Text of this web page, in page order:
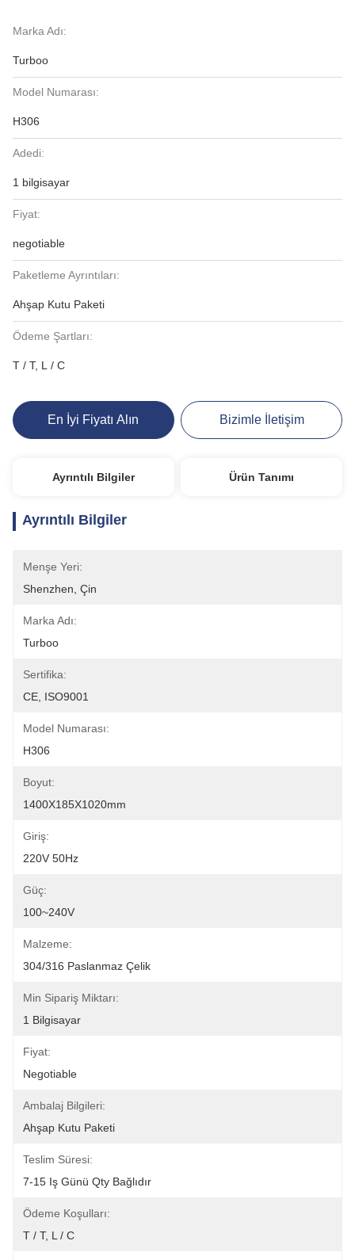
Marka Adı:
Turboo
Model Numarası:
H306
Adedi:
1 bilgisayar
Fiyat:
negotiable
Paketleme Ayrıntıları:
Ahşap Kutu Paketi
Ödeme Şartları:
T / T, L / C
En İyi Fiyatı Alın Bizimle İletişim
Ayrıntılı Bilgiler Ürün Tanımı
Ayrıntılı Bilgiler
Menşe Yeri:
Shenzhen, Çin
Marka Adı:
Turboo
Sertifika:
CE, ISO9001
Model Numarası:
H306
Boyut:
1400X185X1020mm
Giriş:
220V 50Hz
Güç:
100~240V
Malzeme:
304/316 Paslanmaz Çelik
Min Sipariş Miktarı:
1 Bilgisayar
Fiyat:
Negotiable
Ambalaj Bilgileri:
Ahşap Kutu Paketi
Teslim Süresi:
7-15 Iş Günü Qty Bağlıdır
Ödeme Koşulları:
T / T, L / C